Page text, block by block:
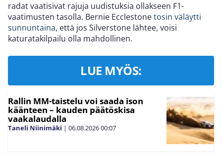
radat vaatisivat rajuja uudistuksia ollakseen F1-
vaatimusten tasolla. Bernie Ecclestonetosin väläytti
sunnuntaina, että jos Silverstone lähtee, voisi
katuratakilpailu olla mahdollinen.
LUE MYÖS:
Rallin MM-taistelu voi saada ison
käänteen – kauden päätöskisa
vaakalaudalla
Taneli Niinimäki | 06.08.202600:07